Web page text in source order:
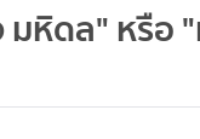
หิดล" หรือ